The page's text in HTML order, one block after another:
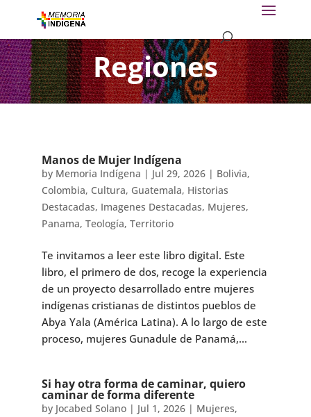
Regiones
Manos de Mujer Indígena
by Memoria Indígena | Jul 29, 2026| Bolivia,
Colombia, Cultura, Guatemala, Historias
Destacadas, Imagenes Destacadas, Mujeres,
Panama, Teología, Territorio
Te invitamos a leer este libro digital. Este
libro, el primero de dos, recoge la experiencia
de un proyecto desarrollado entre mujeres
indígenas cristianas de distintos pueblos de
Abya Yala (América Latina). A lo largo de este
proceso, mujeres Gunadule de Panamá,...
Si hay otra forma de caminar, quiero
caminar de forma diferente
by Jocabed Solano| Jul 1, 2026| Mujeres,